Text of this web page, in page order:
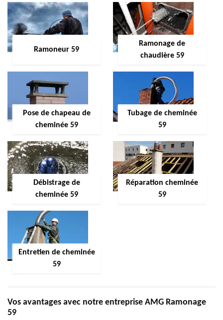
Ramoneur 59
Ramonage de
chaudière 59
Pose de chapeau de
cheminée 59
Tubage de cheminée
59
Débistrage de
cheminée 59
Réparation cheminée
59
Entretien de cheminée
59
Vos avantages avec notre entreprise AMG Ramonage
59